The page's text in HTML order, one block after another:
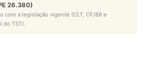
26.380)
com a legislação vigente (CLT, CF/88 e
do TST).